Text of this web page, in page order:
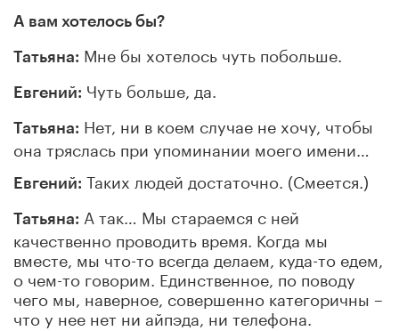
А вам хотелось бы?
Татьяна: Мне бы хотелось чуть побольше.
Евгений: Чуть больше, да.
Татьяна: Нет, ни в коем случае не хочу, чтобы
она тряслась при упоминании моего имени…
Евгений: Таких людей достаточно. (Смеется.)
Татьяна: А так… Мы стараемся с ней
качественно проводить время. Когда мы
вместе, мы что-то всегда делаем, куда-то едем,
о чем-то говорим. Единственное, по поводу
чего мы, наверное, совершенно категоричны –
что у нее нет ни айпэда, ни телефона.